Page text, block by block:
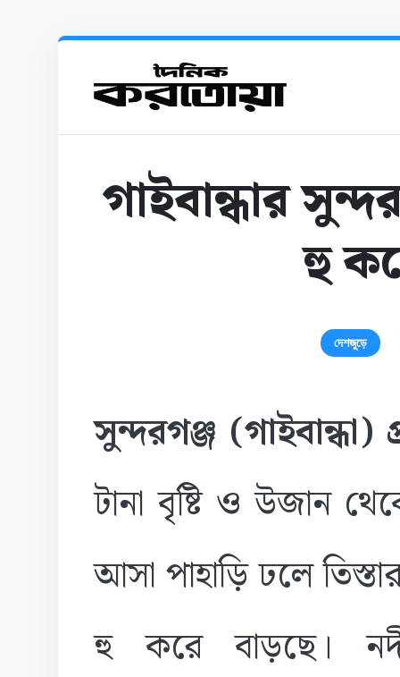
গাইবান্ধার
হু
দেশজুড়ে
সুন্দরগঞ্জ (গাইবান্ধা)
টানা বৃষ্টি ও উজান
আসা পাহাড়ি ঢলে
হু করে বাড়ছে।